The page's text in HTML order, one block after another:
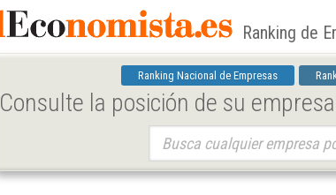
Ranking de
Ranking Nacional de Empresas
Consulte la posición de su